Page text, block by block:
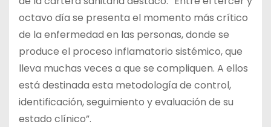
octavo día se presenta el momento más crítico
de la enfermedad en las personas, donde se
produce el proceso inflamatorio sistémico, que
lleva muchas veces a que se compliquen. A ellos
está destinada esta metodología de control,
identificación, seguimiento y evaluación de su
estado clínico”.